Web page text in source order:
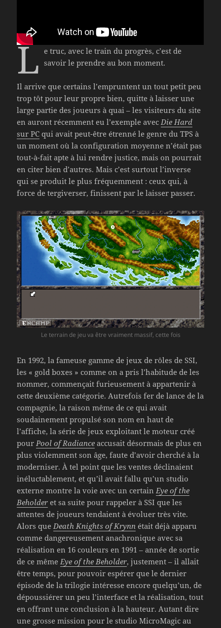
L e truc, avec le train du progrès, c’est de
savoir le prendre au bon moment.
Il arrive que certains l’empruntent un tout petit peu
trop tôt pour leur propre bien, quitte à laisser une
large partie des joueurs à quai – les visiteurs du site
en auront récemment eu l’exemple avecDie Hard
sur PC qui avait peut-être étrenné le genre du TPS à
un moment où la configuration moyenne n’était pas
tout-à-fait apte à lui rendre justice, mais on pourrait
en citer bien d’autres. Mais c’est surtout l’inverse
qui se produit le plus fréquemment : ceux qui, à
force de tergiverser, finissent par le laisser passer.
Le terrain de jeu va être vraiment massif, cette fois
En 1992, la fameuse gamme de jeux de rôles de SSI,
les « gold boxes » comme on a pris l’habitude de les
nommer, commençait furieusement à appartenir à
cette deuxième catégorie. Autrefois fer de lance de la
compagnie, la raison même de ce qui avait
soudainement propulsé son nom en haut de
l’affiche, la série de jeux exploitant le moteur créé
pourPool of Radiance accusait désormais de plus en
plus violemment son âge, faute d’avoir cherché à la
moderniser. À tel point que les ventes déclinaient
inéluctablement, et qu’il avait fallu qu’un studio
externe montre la voie avec un certainEye of the
Beholder et sa suite pour rappeler à SSI que les
attentes de joueurs tendaient à évoluer très vite.
Alors queDeath Knights of Krynn était déjà apparu
comme dangereusement anachronique avec sa
réalisation en 16 couleurs en 1991 – année de sortie
de ce mêmeEye of the Beholder, justement – il allait
être temps, pour pouvoir espérer que le dernier
épisode de la trilogie intéresse encore quelqu’un, de
dépoussiérer un peu l’interface et la réalisation, tout
en offrant une conclusion à la hauteur. Autant dire
une grosse mission pour le studio MicroMagic au